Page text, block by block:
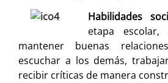
Habilidades
etapa
mantener buenas
escuchar a los demás,
recibir críticas de manera